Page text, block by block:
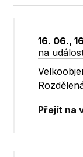
16. 06.,
na
Přejít na